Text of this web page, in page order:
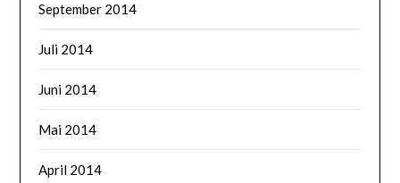
September 2014
Juli 2014
Juni 2014
Mai 2014
April 2014